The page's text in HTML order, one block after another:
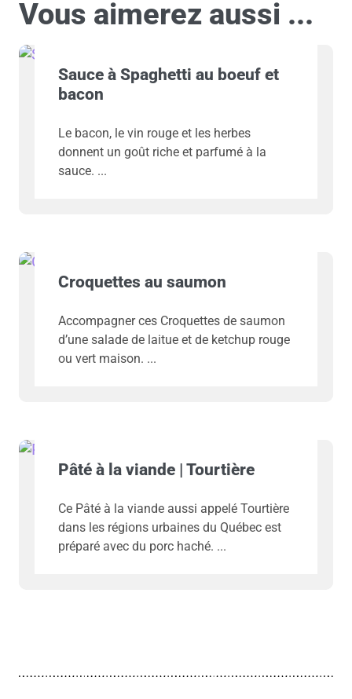
Vous aimerez aussi ...
Sauce à Spaghetti au boeuf et
bacon
Le bacon, le vin rouge et les herbes
donnent un goût riche et parfumé à la
sauce.
Croquettes au saumon
Accompagner ces Croquettes de saumon
d’une salade de laitue et de ketchup rouge
ou vert maison.
Pâté à la viande | Tourtière
Ce Pâté à la viande aussi appelé Tourtière
dans les régions urbaines du Québec est
préparé avec du porc haché.